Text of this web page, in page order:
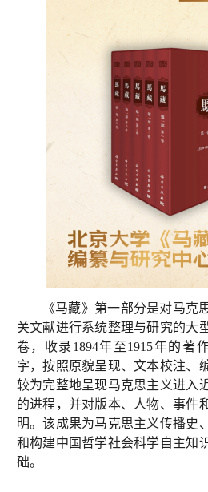
《马藏》第一部分是对马克
关文献进行系统整理与研究的大
卷，收录1894年至1915年的著
字，按照原貌呈现、文本校注、
较为完整地呈现马克思主义进入
的进程，并对版本、人物、事件
明。该成果为马克思主义传播史
和构建中国哲学社会科学自主知
础。